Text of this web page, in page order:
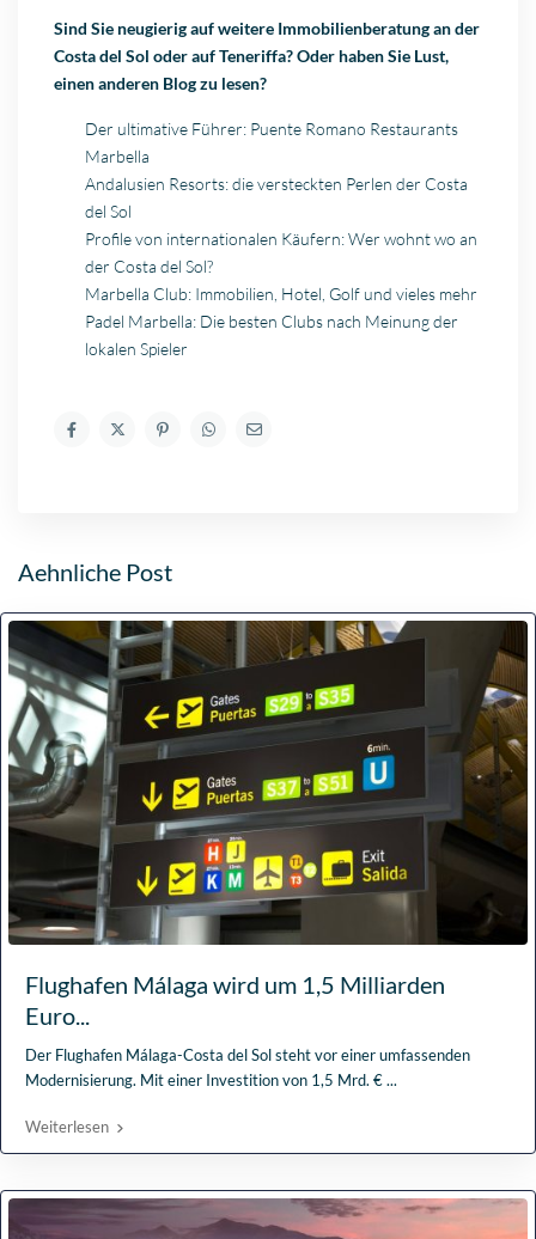
Sind Sie neugierig auf weitere Immobilienberatung an der
Costa del Sol oder auf Teneriffa? Oder haben Sie Lust,
einen anderen Blog zu lesen?
Der ultimative Führer: Puente Romano Restaurants
Marbella
Andalusien Resorts: die versteckten Perlen der Costa
del Sol
Profile von internationalen Käufern: Wer wohnt wo an
der Costa del Sol?
Marbella Club: Immobilien, Hotel, Golf und vieles mehr
Padel Marbella: Die besten Clubs nach Meinung der
lokalen Spieler
Aehnliche Post
Flughafen Málaga wird um 1,5 Milliarden
Euro...
Der Flughafen Málaga-Costa del Sol steht vor einer umfassenden
Modernisierung. Mit einer Investition von 1,5 Mrd. €...
Weiterlesen